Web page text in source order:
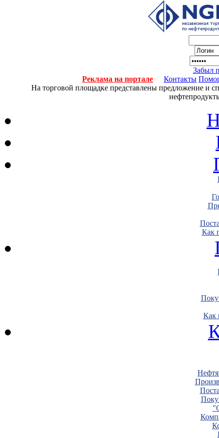
Забыл
Реклама на портале
Контакты
На торговой площадке представлены предложение и
Как
Как